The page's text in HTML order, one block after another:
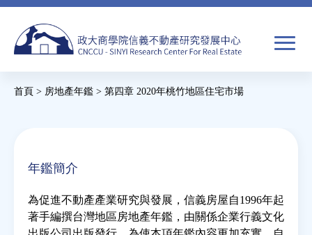
Jump
navigation
表
搜
焦點新聞
這
首頁 > 房地產年鑑 > 第四章 2020年桃竹地區住宅市場
年鑑簡介
為促進不動產產業研究與發展，信義房屋自1996年起
著手編撰台灣地區房地產年鑑，由關係企業行義文化